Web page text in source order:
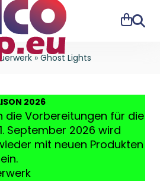
Suche
»Ghost Lights
2026
die Vorbereitungen für die
September 2026 wird
mit neuen Produkten